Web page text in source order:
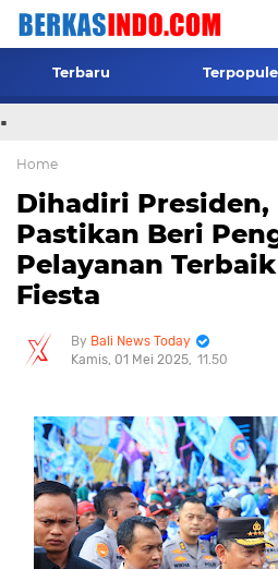
Terbaru
.
Home
Dihadiri Presiden,
Pastikan Beri
Pelayanan
Fiesta
Bali News Today
Kamis, 01 Mei 2025 11.50